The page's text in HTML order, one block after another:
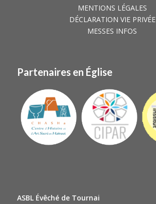
MENTIONS LÉGALES
DÉCLARATION VIE PRIVÉE
MESSES INFOS
Partenaires en Église
ASBL Évêché de Tournai